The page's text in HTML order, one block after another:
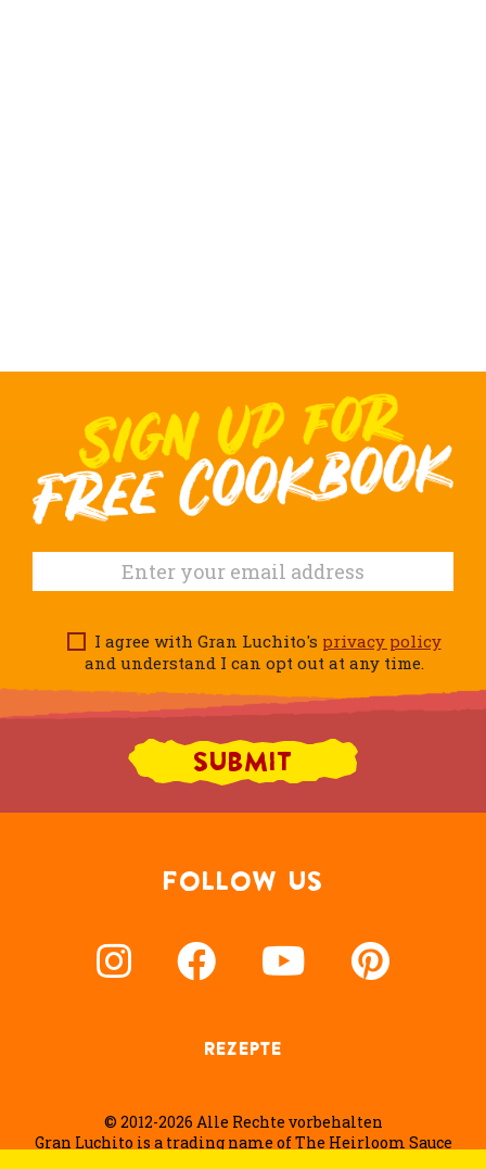
I agree with Gran Luchito's privacy policy
and understand I can opt out at any time.
FOLLOW US
REZEPTE
© 2012-2026 Alle Rechte vorbehalten
Gran Luchito is a trading name of The Heirloom Sauce